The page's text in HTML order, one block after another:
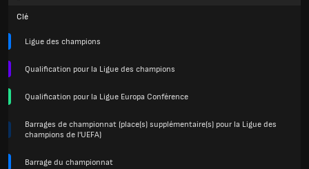
Clé
Ligue des champions
Qualification pour la Ligue des champions
Qualification pour la Ligue Europa Conférence
Barrages de championnat (place(s) supplémentaire(s) pour la Ligue des
champions de l'UEFA)
Barrage du championnat